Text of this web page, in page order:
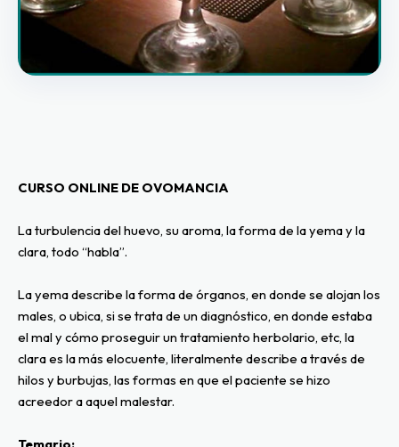
CURSO ONLINE DE OVOMANCIA
La turbulencia del huevo, su aroma, la forma de la yema y la
clara, todo “habla”.
La yema describe la forma de órganos, en donde se alojan los
males, o ubica, si se trata de un diagnóstico, en donde estaba
el mal y cómo proseguir un tratamiento herbolario, etc, la
clara es la más elocuente, literalmente describe a través de
hilos y burbujas, las formas en que el paciente se hizo
acreedor a aquel malestar.